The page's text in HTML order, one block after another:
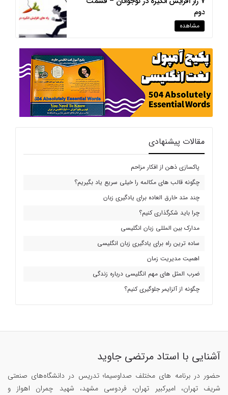
دوم
مشاهده
مقالات پیشنهادی
پاکسازی ذهن از افکار مزاحم
چگونه قالب های مکالمه را خیلی سریع یاد بگیریم؟
چند متد خارق العاده برای یادگیری زبان
چرا باید شکرگذاری کنیم؟
مدارک بین المللی زبان انگلیسی
ساده ترین راه برای یادگیری زبان انگلیسی
اهمیت مدیریت زمان
ضرب المثل های مهم انگلیسی درباره زندگی
چگونه از آلزایمر جلوگیری کنیم؟
آشنایی با استاد مرتضی جاوید
حضور در برنامه های مختلف صداوسیما؛ تدریس در دانشگاه‌های صنعتی
شریف تهران، امیرکبیر تهران، فردوسی مشهد، شهید چمران اهواز و